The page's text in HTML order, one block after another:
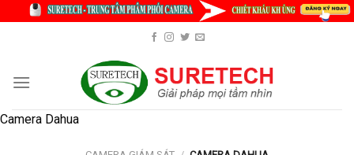
Camera Dahua